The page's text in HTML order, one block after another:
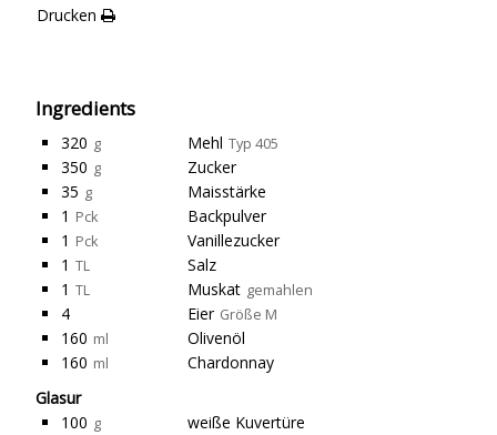
Drucken
Ingredients
320 g Mehl Typ 405
350 g
Zucker
35 g
Maisstärke
1 Pck
Backpulver
1 Pck
Vanillezucker
1 TL
Salz
1 TL Muskat gemahlen
4 Eier Größe M
160 ml
Olivenöl
160 ml
Chardonnay
Glasur
100 g
weiße Kuvertüre